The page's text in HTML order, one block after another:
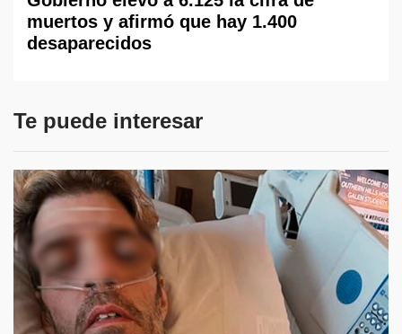
muertos y afirmó que hay 1.400
desaparecidos
Te puede interesar